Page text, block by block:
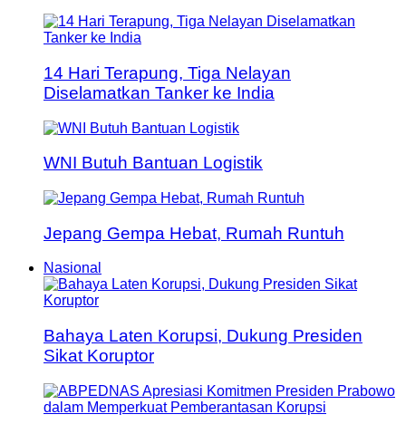
14 Hari Terapung, Tiga Nelayan
Diselamatkan Tanker ke India
WNI Butuh Bantuan Logistik
Jepang Gempa Hebat, Rumah Runtuh
Nasional
Bahaya Laten Korupsi, Dukung Presiden
Sikat Koruptor